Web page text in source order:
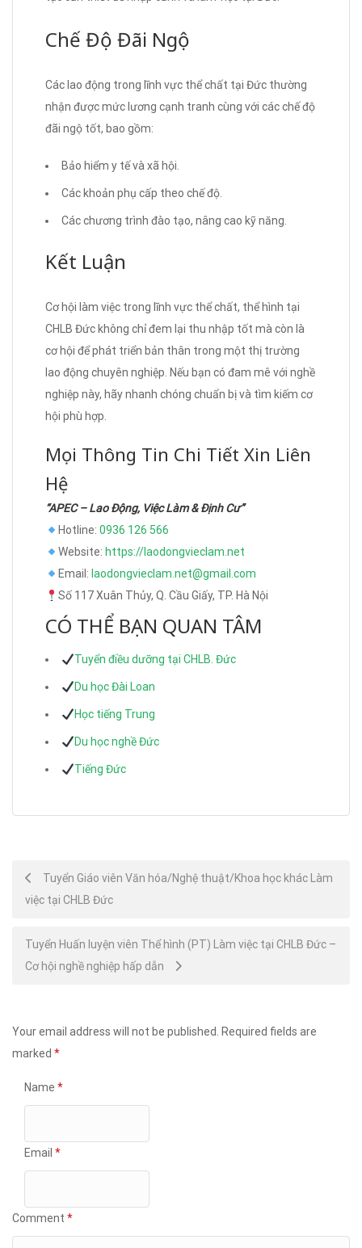
Chế Độ Đãi Ngộ
Các lao động trong lĩnh vực thể chất tại Đức thường
nhận được mức lương cạnh tranh cùng với các chế độ
đãi ngộ tốt, bao gồm:
Bảo hiểm y tế và xã hội.
Các khoản phụ cấp theo chế độ.
Các chương trình đào tạo, nâng cao kỹ năng.
Kết Luận
Cơ hội làm việc trong lĩnh vực thể chất, thể hình tại
CHLB Đức không chỉ đem lại thu nhập tốt mà còn là
cơ hội để phát triển bản thân trong một thị trường
lao động chuyên nghiệp. Nếu bạn có đam mê với nghề
nghiệp này, hãy nhanh chóng chuẩn bị và tìm kiếm cơ
hội phù hợp.
Mọi Thông Tin Chi Tiết Xin Liên
Hệ
“APEC – Lao Động, Việc Làm & Định Cư”
Hotline: 0936 126 566
Website: https://laodongvieclam.net
Email: laodongvieclam.net@gmail.com
Số 117 Xuân Thủy, Q. Cầu Giấy, TP. Hà Nội
CÓ THỂ BẠN QUAN TÂM
Tuyển điều dưỡng tại CHLB. Đức
Du học Đài Loan
Học tiếng Trung
Du học nghề Đức
Tiếng Đức
Post
navigation
Tuyển Giáo viên Văn hóa/Nghệ thuật/Khoa học khác Làm
việc tại CHLB Đức
Tuyển Huấn luyện viên Thể hình (PT) Làm việc tại CHLB Đức –
Cơ hội nghề nghiệp hấp dẫn
Your email address will not be published. Required fields are
marked *
Name *
Email *
Comment *